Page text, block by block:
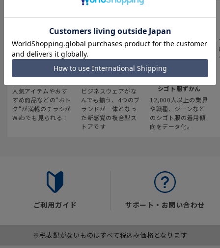
最新のお買い得情報
人気アイテムやおす
すめ商品などの“おト
ク“が満載のチラシが
Webでも見られる！
スーツスクエア
ビジネスウェアがな
んでも揃う、4つのブ
ランドが一体となっ
た新感覚の複合型ス
トアです
みんなの
シゴト服ずかん
12,000人以上の業界
や職種、シーンなど
のシゴト服の着用傾
向をデータ化。
ご利用ガイド サポート・お問い合わせ
※税表記がないものはすべて税込み価格となります